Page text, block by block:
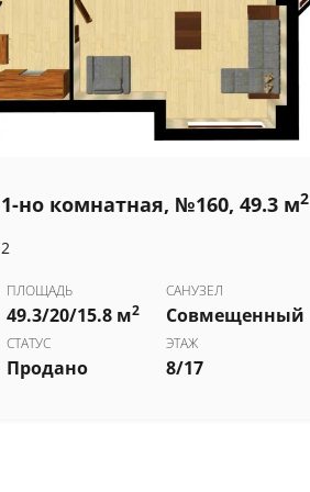
1-но комнатная, №160, 49.3 м2
2
ПЛОЩАДЬ
49.3/20/15.8 м2
САНУЗЕЛ
Совмещенный
СТАТУС
Продано
ЭТАЖ
8/17